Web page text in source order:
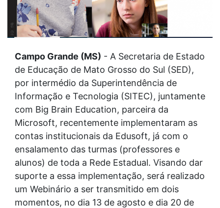
Campo Grande (MS) - A Secretaria de Estado
de Educação de Mato Grosso do Sul (SED),
por intermédio da Superintendência de
Informação e Tecnologia (SITEC), juntamente
com Big Brain Education, parceira da
Microsoft, recentemente implementaram as
contas institucionais da Edusoft, já com o
ensalamento das turmas (professores e
alunos) de toda a Rede Estadual. Visando dar
suporte a essa implementação, será realizado
um Webinário a ser transmitido em dois
momentos, no dia 13 de agosto e dia 20 de